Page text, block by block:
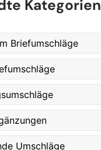
Kategorien
Briefumschläge
Umschläge